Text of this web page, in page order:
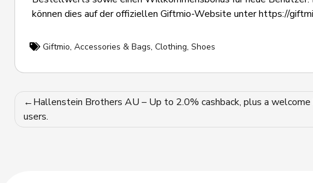
können dies auf der offiziellen Giftmio-Website unter https://
Giftmio, Accessories & Bags, Clothing, Shoes
Post
navigation
Hallenstein Brothers AU – Up to 2.0% cashback, plus a
users.